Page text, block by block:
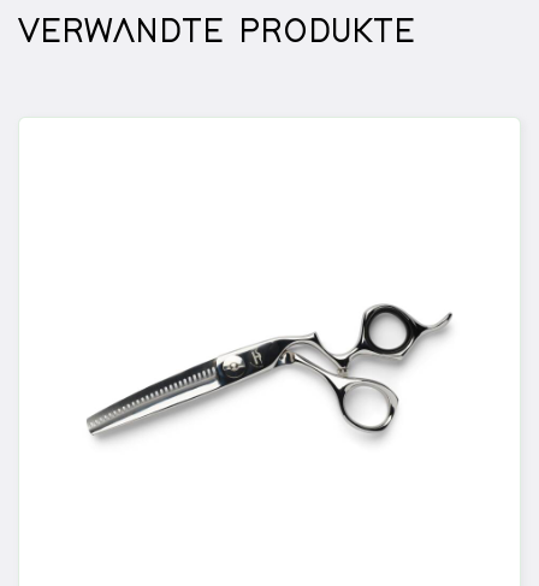
Haar und erzeugt weiche, fließende Übergänge.
Dank des patentierten Haircrane-Winkels, des
einer natürlichen, entspannten Schneidehaltung.
und Sanftheit bei Texturier- und Blendtechniken,
sodass Übergänge nahtlos verschmelzen. Dank
des patentierten Haircrane-Winkels, des 3D-
Griffs und des Finger-Drops arbeiten Sie in einer
VERWANDTE PRODUKTE